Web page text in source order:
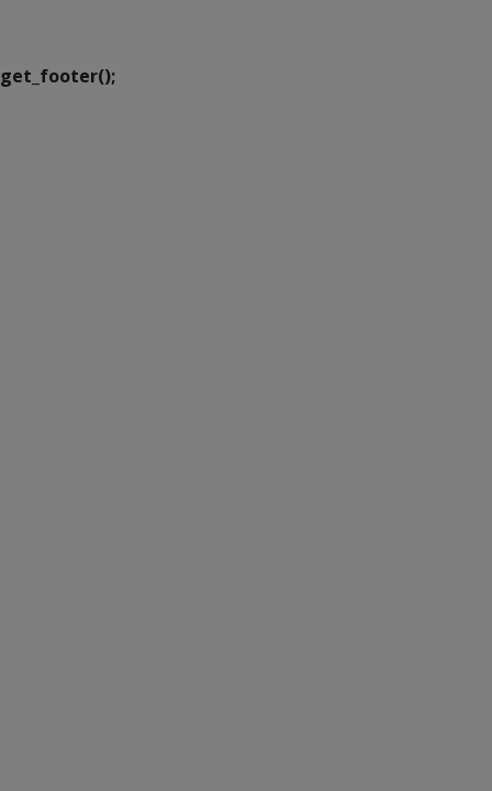
get_footer();